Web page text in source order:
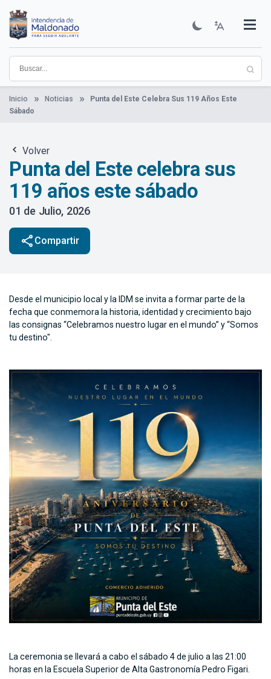
contenido
principal
Institucional
Municipios
Descubre Maldonado
Comunicación
Servicios
Guía De Trámites
Ver Noticias
Inicio Noticias
Punta del Este Celebra Sus 119 Años Este
Sábado
Volver
Punta del Este celebra sus
119 años este sábado
01 de Julio, 2026
share Compartir
Desde el municipio local y la IDM se invita a formar parte de la
fecha que conmemora la historia, identidad y crecimiento bajo
las consignas “Celebramos nuestro lugar en el mundo” y “Somos
tu destino".
La ceremonia se llevará a cabo el sábado 4 de julio a las 21:00
horas en la Escuela Superior de Alta Gastronomía Pedro Figari.